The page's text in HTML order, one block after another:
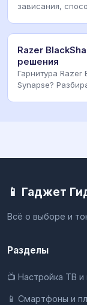
зависания,
Razer
решения
Гарнитура Razer
Synapse?
📱 Гаджет
Всё о выборе и
Разделы
📺 Настройка ТВ и
📱 Смартфоны и